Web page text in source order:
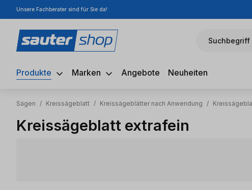
Hauptinhalt springen
Zur Suche springen
Zur Hauptnavigation springen
Unsere Fachberater sind für Sie da!
Suchbegriff
Produkte Marken Angebote Neuheiten
Sägen / Kreissägeblatt / Kreissägeblätter nach Anwendung /
Kreissägeblatt extrafein